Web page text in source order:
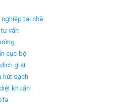
tại nhà
vấn
cục bộ
giặt
hút sạch
khuẩn